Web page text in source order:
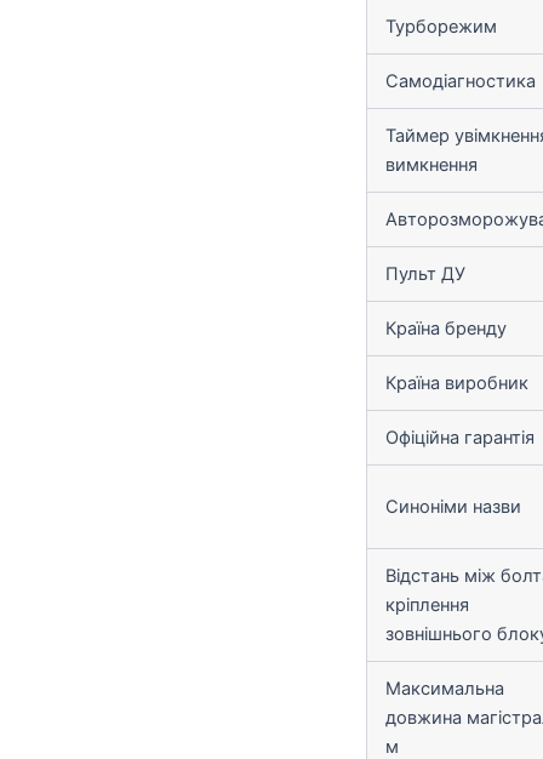
Турборежим
Самодіагностика
Таймер
вимкнення
Пульт ДУ
Країна бренду
Країна виробник
Офіційна гарантія
Синоніми назви
Відстань між
кріплення
зовнішнього
Максимальна
довжина
м